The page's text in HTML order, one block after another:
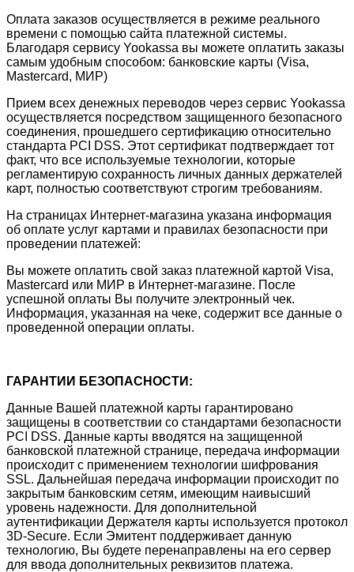
Оплата заказов осуществляется в режиме реального
времени с помощью сайта платежной системы.
Благодаря сервису Yookassa вы можете оплатить заказы
самым удобным способом: банковские карты (Visa,
Mastercard, МИР)
Прием всех денежных переводов через сервис Yookassa
осуществляется посредством защищенного безопасного
соединения, прошедшего сертификацию относительно
стандарта PCI DSS. Этот сертификат подтверждает тот
факт, что все используемые технологии, которые
регламентирую сохранность личных данных держателей
карт, полностью соответствуют строгим требованиям.
На страницах Интернет-магазина указана информация
об оплате услуг картами и правилах безопасности при
проведении платежей:
Вы можете оплатить свой заказ платежной картой Visa,
Mastercard или МИР в Интернет-магазине. После
успешной оплаты Вы получите электронный чек.
Информация, указанная на чеке, содержит все данные о
проведенной операции оплаты.
ГАРАНТИИ БЕЗОПАСНОСТИ:
Данные Вашей платежной карты гарантировано
защищены в соответствии со стандартами безопасности
PCI DSS. Данные карты вводятся на защищенной
банковской платежной странице, передача информации
происходит с применением технологии шифрования
SSL. Дальнейшая передача информации происходит по
закрытым банковским сетям, имеющим наивысший
уровень надежности. Для дополнительной
аутентификации Держателя карты используется протокол
3D-Secure. Если Эмитент поддерживает данную
технологию, Вы будете перенаправлены на его сервер
для ввода дополнительных реквизитов платежа.